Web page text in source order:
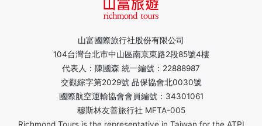
山富國際旅行社股份有限公司
104台灣台北市中山區南京東路2段85號4樓
代表人：陳國森 統一編號：22888987
交觀綜字第2029號 品保協會北0030號
國際航空運輸協會會員編號：34301061
穆斯林友善旅行社 MFTA-005